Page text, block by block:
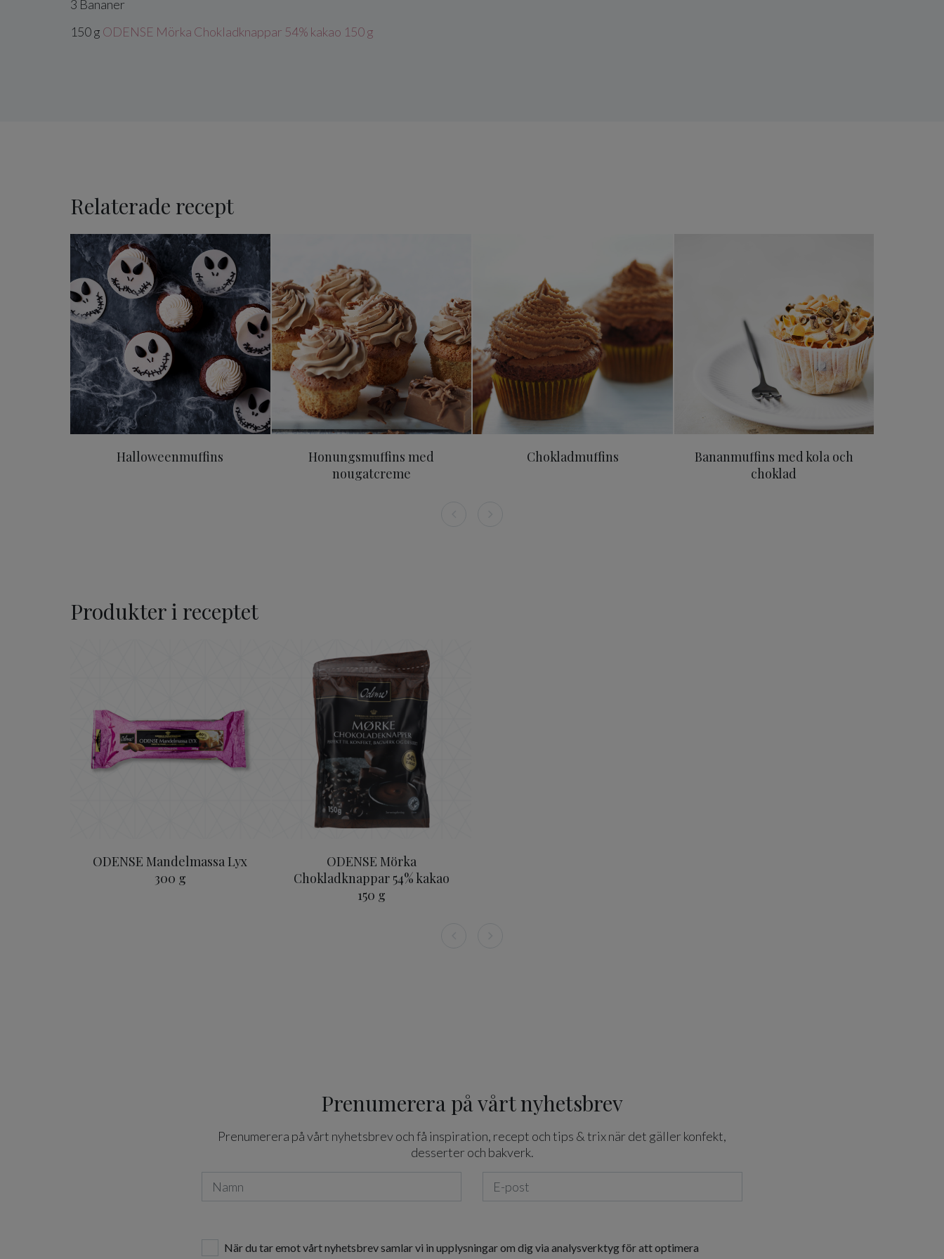
3 Bananer
150g ODENSE Mörka Chokladknappar 54% kakao 150 g
Relaterade recept
Halloweenmuffins
Halloweenmuffins
Honungsmuffins med
nougatcreme
Chokladmuffins
Bananmuffins med kola och
choklad
Produkter i receptet
ODENSE Mandelmassa Lyx
300 g
ODENSE Mörka
Chokladknappar 54% kakao
150 g
ODENSE Mörka Chokladknappar 54% kakao 150 g
Prenumerera på vårt nyhetsbrev
Prenumerera på vårt nyhetsbrev och få inspiration, recept och tips & trix när det gäller konfekt,
desserter och bakverk.
När du tar emot vårt nyhetsbrev samlar vi in upplysningar om dig via analysverktyg för att optimera